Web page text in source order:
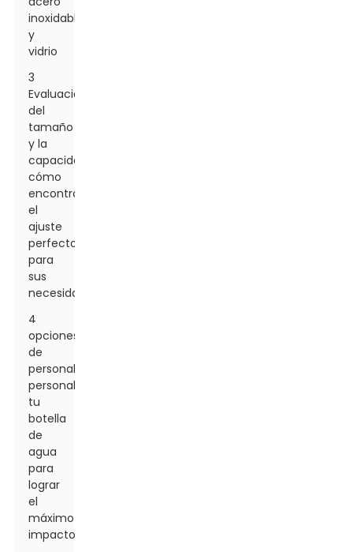
inoxidable
y
vidrio
3
Evaluación
del
tamaño
y la
capacidad:
cómo
encontrar
el
ajuste
perfecto
para
sus
necesidades
4
opciones
de
personalización:
personaliza
tu
botella
de
agua
para
lograr
el
máximo
impacto